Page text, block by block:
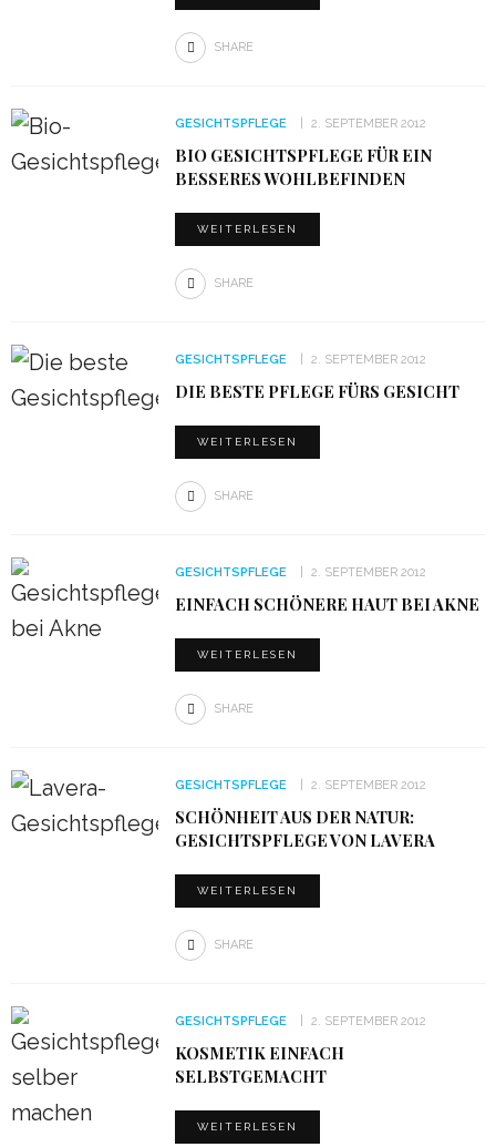
SHARE
GESICHTSPFLEGE 2. SEPTEMBER 2012
BIO GESICHTSPFLEGE FÜR EIN
BESSERES WOHLBEFINDEN
WEITERLESEN
SHARE
GESICHTSPFLEGE 2. SEPTEMBER 2012
DIE BESTE PFLEGE FÜRS GESICHT
WEITERLESEN
SHARE
GESICHTSPFLEGE 2. SEPTEMBER 2012
EINFACH SCHÖNERE HAUT BEI AKNE
WEITERLESEN
SHARE
GESICHTSPFLEGE 2. SEPTEMBER 2012
SCHÖNHEIT AUS DER NATUR:
GESICHTSPFLEGE VON LAVERA
WEITERLESEN
SHARE
GESICHTSPFLEGE 2. SEPTEMBER 2012
KOSMETIK EINFACH
SELBSTGEMACHT
WEITERLESEN